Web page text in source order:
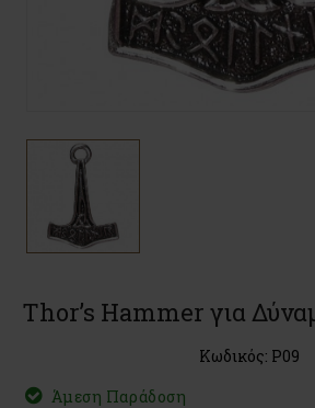
Thor’s Hammer για
Κωδικός: P09
Άμεση Παράδοση